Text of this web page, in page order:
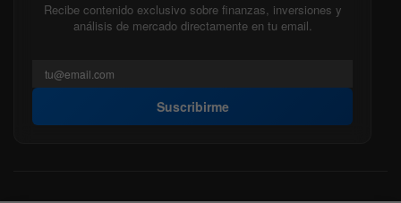
Recibe contenido exclusivo sobre finanzas, inversiones y
análisis de mercado directamente en tu email.
Suscribirme